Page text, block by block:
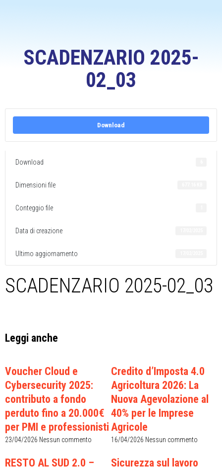
SCADENZARIO 2025-
02_03
Download
Download
Dimensioni file
Conteggio file
Data di creazione
Ultimo aggiornamento
SCADENZARIO 2025-02_03
Leggi anche
Voucher Cloud e
Cybersecurity 2025:
contributo a fondo
perduto fino a 20.000€
per PMI e professionisti
23/04/2026 Nessun commento
Credito d’Imposta 4.0
Agricoltura 2026: La
Nuova Agevolazione al
40% per le Imprese
Agricole
16/04/2026 Nessun commento
RESTO AL SUD 2.0 –
Sicurezza sul lavoro